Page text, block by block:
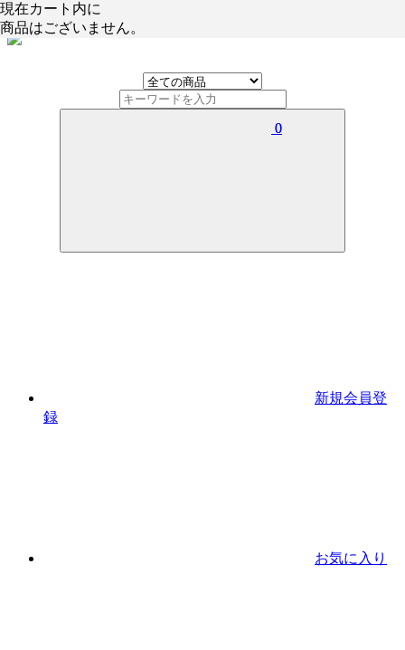
0
現在カート内に
商品はございません。
新規会員登
録
お気に入り
0
現在カート内に
商品はございません。